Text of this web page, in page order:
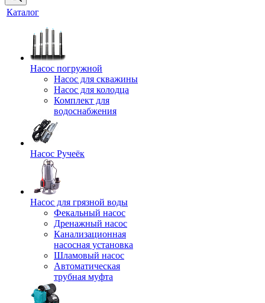
Каталог
Насос погружной
Насос для скважины
Насос для колодца
Комплект для
водоснабжения
Насос Ручеёк
Насос для грязной воды
Фекальный насос
Дренажный насос
Канализационная
насосная установка
Шламовый насос
Автоматическая
трубная муфта